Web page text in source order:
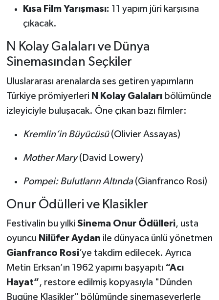
Kısa Film Yarışması: 11 yapım jüri karşısına
çıkacak.
N Kolay Galaları ve Dünya
Sinemasından Seçkiler
Uluslararası arenalarda ses getiren yapımların
Türkiye prömiyerleri N Kolay Galalarıbölümünde
izleyiciyle buluşacak. Öne çıkan bazı filmler:
Kremlin’in Büyücüsü(Olivier Assayas)
Mother Mary(David Lowery)
Pompei: Bulutların Altında(Gianfranco Rosi)
Onur Ödülleri ve Klasikler
Festivalin bu yılki Sinema Onur Ödülleri, usta
oyuncu Nilüfer Aydan ile dünyaca ünlü yönetmen
Gianfranco Rosi’ye takdim edilecek. Ayrıca
Metin Erksan’ın 1962 yapımı başyapıtı “Acı
Hayat”, restore edilmiş kopyasıyla "Dünden
Bugüne Klasikler" bölümünde sinemaseverlerle